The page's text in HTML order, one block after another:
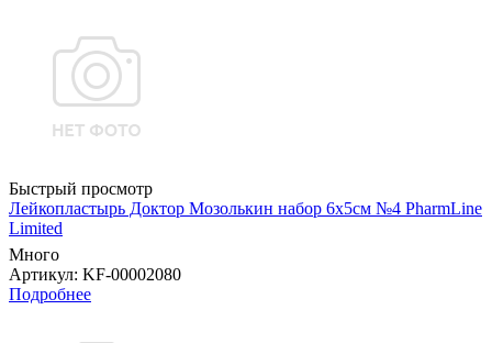
Быстрый просмотр
Лейкопластырь Доктор Мозолькин набор 6х5см №4 PharmLine
Limited
Много
Артикул: KF-00002080
Подробнее